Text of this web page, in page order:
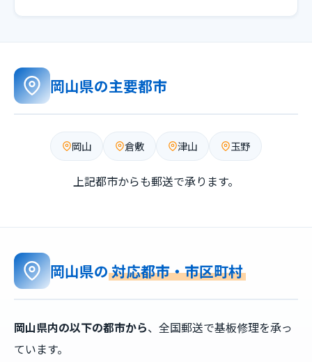
岡山県の主要都市
岡山 倉敷 津山 玉野
上記都市からも郵送で承ります。
岡山県の 対応都市・市区町村
岡山県内の以下の都市から、全国郵送で基板修理を承っ
ています。